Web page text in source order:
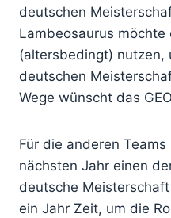
deutschen
Lambeosaurus möchte
(altersbedingt) nutzen,
deutschen
Wege wünscht das
Für die anderen
nächsten Jahr einen
deutsche
ein Jahr Zeit, um die